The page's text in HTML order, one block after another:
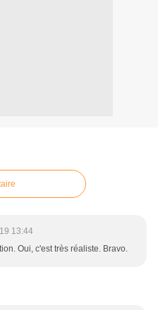
13:44
Oui, c'est très réaliste. Bravo.